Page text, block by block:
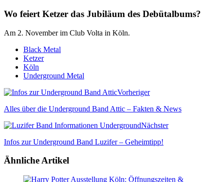
Wo feiert Ketzer das Jubiläum des Debütalbums?
Am 2. November im Club Volta in Köln.
Black Metal
Ketzer
Köln
Underground Metal
Vorheriger
Alles über die Underground Band Attic – Fakten & News
Nächster
Infos zur Underground Band Luzifer – Geheimtipp!
Ähnliche Artikel